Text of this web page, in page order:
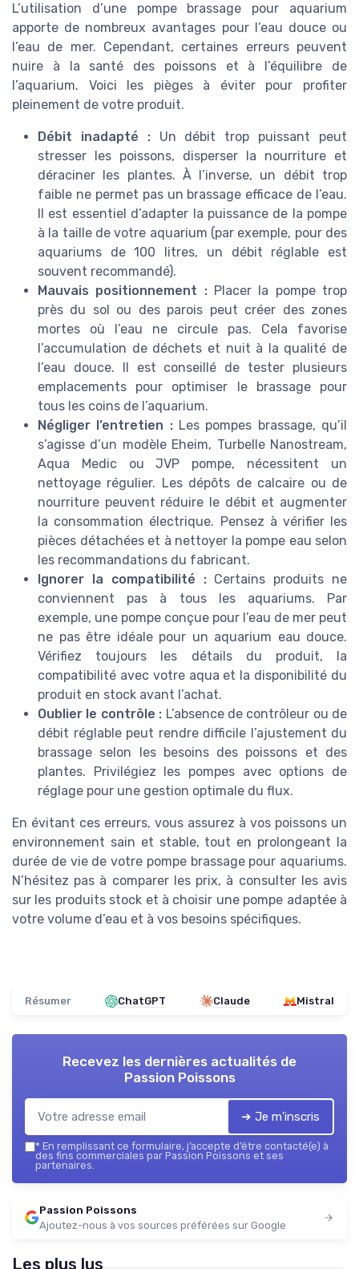
L’utilisation d’une pompe brassage pour aquarium
apporte de nombreux avantages pour l’eau douce ou
l’eau de mer. Cependant, certaines erreurs peuvent
nuire à la santé des poissons et à l’équilibre de
l’aquarium. Voici les pièges à éviter pour profiter
pleinement de votre produit.
Débit inadapté :Un débit trop puissant peut
stresser les poissons, disperser la nourriture et
déraciner les plantes. À l’inverse, un débit trop
faible ne permet pas un brassage efficace de l’eau.
Il est essentiel d’adapter la puissance de la pompe
à la taille de votre aquarium (par exemple, pour des
aquariums de 100 litres, un débit réglable est
souvent recommandé).
Mauvais positionnement :Placer la pompe trop
près du sol ou des parois peut créer des zones
mortes où l’eau ne circule pas. Cela favorise
l’accumulation de déchets et nuit à la qualité de
l’eau douce. Il est conseillé de tester plusieurs
emplacements pour optimiser le brassage pour
tous les coins de l’aquarium.
Négliger l’entretien :Les pompes brassage, qu’il
s’agisse d’un modèle Eheim, Turbelle Nanostream,
Aqua Medic ou JVP pompe, nécessitent un
nettoyage régulier. Les dépôts de calcaire ou de
nourriture peuvent réduire le débit et augmenter
la consommation électrique. Pensez à vérifier les
pièces détachées et à nettoyer la pompe eau selon
les recommandations du fabricant.
Ignorer la compatibilité :Certains produits ne
conviennent pas à tous les aquariums. Par
exemple, une pompe conçue pour l’eau de mer peut
ne pas être idéale pour un aquarium eau douce.
Vérifiez toujours les détails du produit, la
compatibilité avec votre aqua et la disponibilité du
produit en stock avant l’achat.
Oublier le contrôle : L’absence de contrôleur ou de
débit réglable peut rendre difficile l’ajustement du
brassage selon les besoins des poissons et des
plantes. Privilégiez les pompes avec options de
réglage pour une gestion optimale du flux.
En évitant ces erreurs, vous assurez à vos poissons un
environnement sain et stable, tout en prolongeant la
durée de vie de votre pompe brassage pour aquariums.
N’hésitez pas à comparer les prix, à consulter les avis
sur les produits stock et à choisir une pompe adaptée à
votre volume d’eau et à vos besoins spécifiques.
Résumer ChatGPT Claude Mistral
Recevez les dernières actualités de
Passion Poissons
➔ Je m'inscris
* En remplissant ce formulaire, j’accepte d’être contacté(e) à
des fins commerciales par Passion Poissons et ses
partenaires.
Passion Poissons
Ajoutez-nous à vos sources préférées sur Google
Les plus lus